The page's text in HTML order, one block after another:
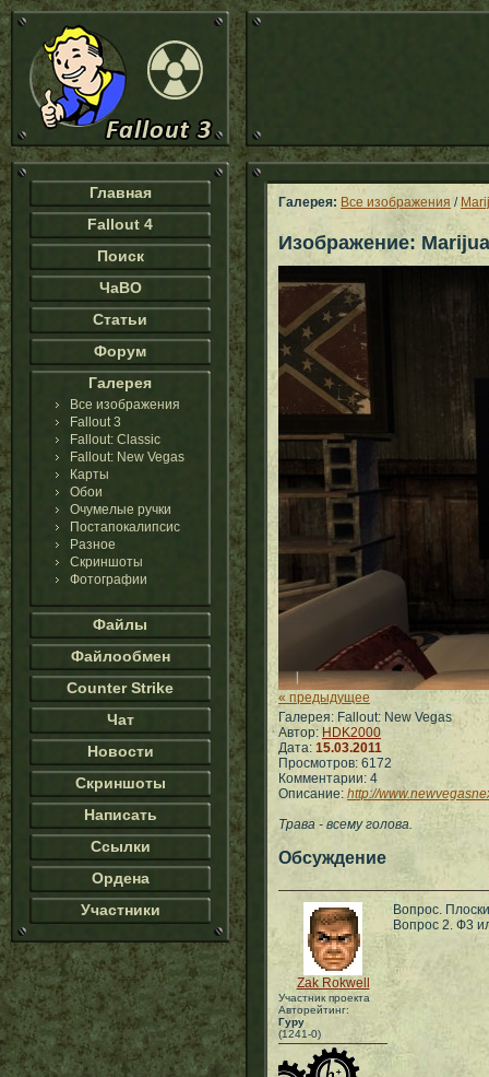
Главная
Fallout 4
Поиск
ЧаВО
Статьи
Форум
Галерея
Все изображения
Fallout 3
Fallout: Classic
Fallout: New Vegas
Карты
Обои
Очумелые ручки
Постапокалипсис
Разное
Скриншоты
Фотографии
Файлы
Файлообмен
Counter Strike
Чат
Новости
Скриншоты
Написать
Ссылки
Ордена
Участники
Галерея: Все изображения /
Изображение:
« предыдущее
Галерея: Fallout: New Vegas
Автор: HDK2000
Дата: 15.03.2011
Просмотров: 6172
Комментарии: 4
Описание: http://
Трава - всему голова.
Обсуждение
Zak Rokwell
Участник проекта
Авторейтинг:
Гуру
(1241-0)
Вопрос.
Вопрос 2. Ф3